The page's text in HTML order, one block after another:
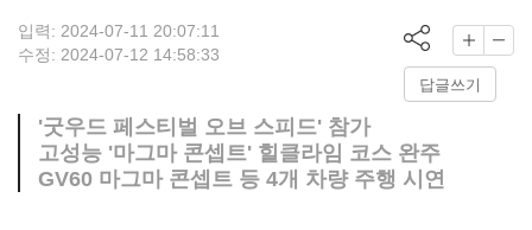
입력: 2024-07-11 20:07:11
수정: 2024-07-12 14:58:33
답글쓰기
'굿우드 페스티벌 오브 스피드' 참가
고성능 '마그마 콘셉트' 힐클라임 코스 완주
GV60 마그마 콘셉트 등 4개 차량 주행 시연